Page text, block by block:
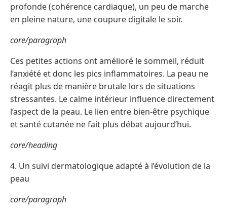
profonde (cohérence cardiaque), un peu de marche
en pleine nature, une coupure digitale le soir.
core/paragraph
Ces petites actions ont amélioré le sommeil, réduit
l’anxiété et donc les pics inflammatoires. La peau ne
réagit plus de manière brutale lors de situations
stressantes. Le calme intérieur influence directement
l’aspect de la peau. Le lien entre bien-être psychique
et santé cutanée ne fait plus débat aujourd’hui.
core/heading
4. Un suivi dermatologique adapté à l’évolution de la
peau
core/paragraph